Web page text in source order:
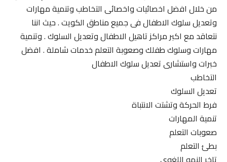
من خلال افضل اخصائيات واخصائى التخاطب وتنمية مهارات
وتعديل سلوك الاطفال فى جميع مناطق الكويت . حيث اننا
نتعاقد مع اكبر مراكز تاهيل الاطفال وتعديل السلوك . وتنمية
مهارات وسلوك طفلك وصعوبة التعلم خدمات شاملة . افضل
خبرات واستشارى تعديل سلوك الاطفال
التخاطب
تعديل السلوك
فرط الحركة وتشتت الانتباة
تنمية المهارات
صعوبات التعلم
بطئ التعلم